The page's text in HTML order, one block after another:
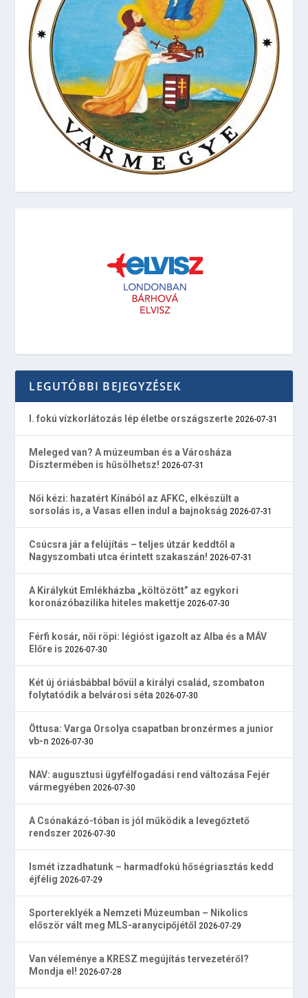
LEGUTÓBBI BEJEGYZÉSEK
I. fokú vízkorlátozás lép életbe országszerte 2026-07-31
Meleged van? A múzeumban és a Városháza
Dísztermében is hűsölhetsz! 2026-07-31
Női kézi: hazatért Kínából az AFKC, elkészült a
sorsolás is, a Vasas ellen indul a bajnokság 2026-07-31
Csúcsra jár a felújítás – teljes útzár keddtől a
Nagyszombati utca érintett szakaszán! 2026-07-31
A Királykút Emlékházba „költözött” az egykori
koronázóbazilika hiteles makettje 2026-07-30
Férfi kosár, női röpi: légióst igazolt az Alba és a MÁV
Előre is 2026-07-30
Két új óriásbábbal bővül a királyi család, szombaton
folytatódik a belvárosi séta 2026-07-30
Öttusa: Varga Orsolya csapatban bronzérmes a junior
vb-n 2026-07-30
NAV: augusztusi ügyfélfogadási rend változása Fejér
vármegyében 2026-07-30
A Csónakázó-tóban is jól működik a levegőztető
rendszer 2026-07-30
Ismét izzadhatunk – harmadfokú hőségriasztás kedd
éjfélig 2026-07-29
Sportereklyék a Nemzeti Múzeumban – Nikolics
először vált meg MLS-aranycipőjétől 2026-07-29
Van véleménye a KRESZ megújítás tervezetéről?
Mondja el! 2026-07-28